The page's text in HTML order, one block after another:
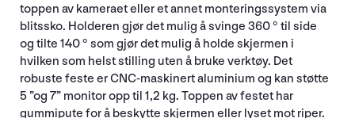
toppen av kameraet eller et annet monteringssystem via
blitssko. Holderen gjør det mulig å svinge 360 ° til side
og tilte 140 ° som gjør det mulig å holde skjermen i
hvilken som helst stilling uten å bruke verktøy. Det
robuste feste er CNC-maskinert aluminium og kan støtte
5 ”og 7” monitor opp til 1,2 kg. Toppen av festet har
gummipute for å beskytte skjermen eller lyset mot riper.